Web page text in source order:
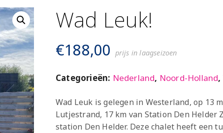
Wad Leuk!
€188,00 prijs in laagseizoen
Categorieën: Nederland, Noord-Holland,
Wad Leuk is gelegen in Westerland, op 13
Lutjestrand, 17 km van Station Den Helder
station Den Helder. Deze chalet heeft een